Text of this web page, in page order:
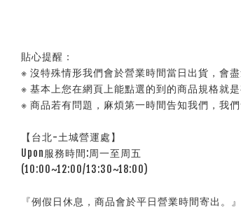
貼心提醒：
※ 沒特殊情形我們會於營業時間當日出貨，會
※ 基本上您在網頁上能點選的到的商品規格就
※ 商品若有問題，麻煩第一時間告知我們，我
【台北-土城營運處】
Upon服務時間:周一至周五
(10:00~12:00/13:30~18:00)
『例假日休息，商品會於平日營業時間寄出。』